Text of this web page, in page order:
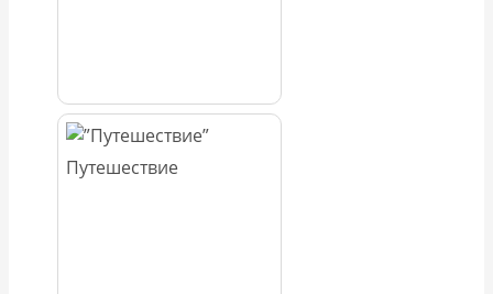
Путешествие